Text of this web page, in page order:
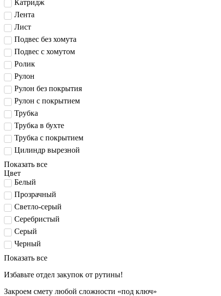
Катридж
Лента
Лист
Подвес без хомута
Подвес с хомутом
Ролик
Рулон
Рулон без покрытия
Рулон с покрытием
Трубка
Трубка в бухте
Трубка с покрытием
Цилиндр вырезной
Показать все
Цвет
Белый
Прозрачный
Светло-серый
Серебристый
Серый
Черный
Показать все
Избавьте отдел закупок от рутины!
Закроем смету любой сложности «под ключ»